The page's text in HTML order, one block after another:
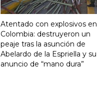
Atentado con explosivos en
Colombia: destruyeron un
peaje tras la asunción de
Abelardo de la Espriella y su
anuncio de “mano dura”